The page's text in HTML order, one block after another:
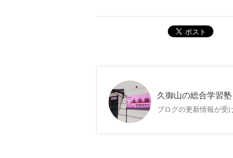
ポスト
久御山の総合学習
ブログの更新情報が受